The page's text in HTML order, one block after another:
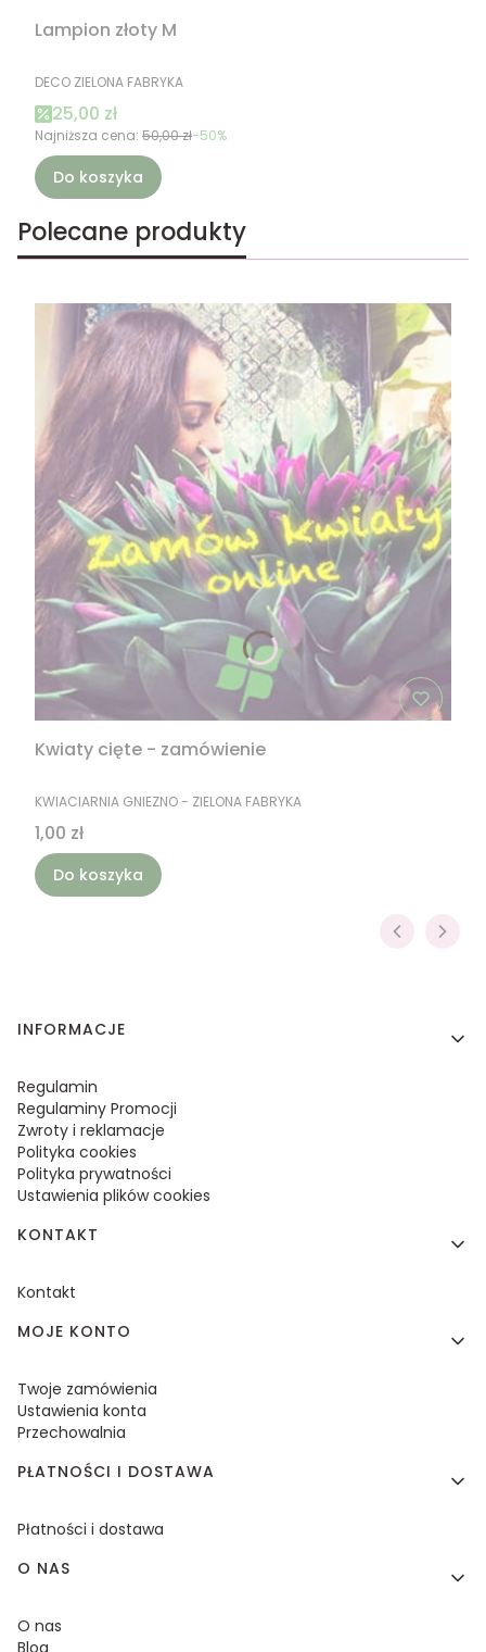
Lampion złoty M
PRODUCENT
DECO ZIELONA FABRYKA
Cena promocyjna
25,00 zł
Najniższa cena: 50,00 zł-50%
Do koszyka
Polecane produkty
Kwiaty cięte - zamówienie
PRODUCENT
KWIACIARNIA GNIEZNO - ZIELONA FABRYKA
Cena
1,00 zł
Do koszyka
Linki w stopce
INFORMACJE
Regulamin
Regulaminy Promocji
Zwroty i reklamacje
Polityka cookies
Polityka prywatności
Ustawienia plików cookies
KONTAKT
Kontakt
MOJE KONTO
Twoje zamówienia
Ustawienia konta
Przechowalnia
PŁATNOŚCI I DOSTAWA
Płatności i dostawa
O NAS
O nas